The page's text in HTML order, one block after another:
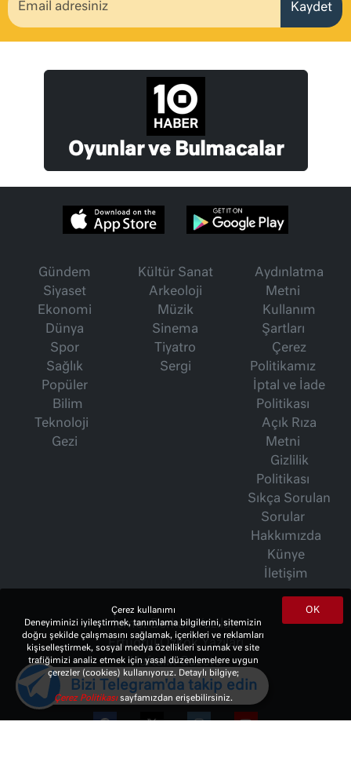
Kaydet
Oyunlar ve Bulmacalar
Gündem
Siyaset
Ekonomi
Dünya
Spor
Sağlık
Popüler
Bilim
Teknoloji
Gezi
Kültür Sanat
Arkeoloji
Müzik
Sinema
Tiyatro
Sergi
Aydınlatma
Metni
Kullanım
Şartları
Çerez
Politikamız
İptal ve İade
Politikası
Açık Rıza
Metni
Gizlilik
Politikası
Sıkça Sorulan
Sorular
Hakkımızda
Künye
İletişim
İsmet Berkan Yazıları
Ertuğrul Özkök Yazıları
Haftalık Gazete
OK
Çerez kullanımı
Deneyiminizi iyileştirmek, tanımlama bilgilerini, sitemizin
doğru şekilde çalışmasını sağlamak, içerikleri ve reklamları
kişiselleştirmek, sosyal medya özellikleri sunmak ve site
trafiğimizi analiz etmek için yasal düzenlemelere uygun
çerezler (cookies) kullanıyoruz. Detaylı bilgiye;
Çerez Politikasısayfamızdan erişebilirsiniz.
Bizi Telegram'da takip edin